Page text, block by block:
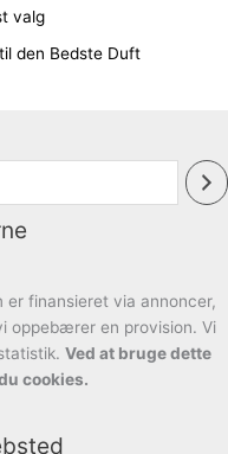
valg
den Bedste Duft
er finansieret via annoncer,
oppebærer en provision. Vi
Ved at bruge dette
cookies.